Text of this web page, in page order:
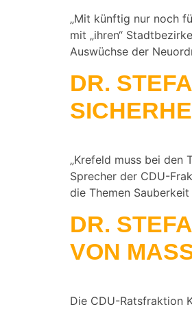
„Mit künftig nur noch
mit „ihren“
Auswüchse der
DR.
„Krefeld muss bei den
Sprecher der CDU-
die Themen
DR.
VON
Die CDU-Ratsfraktion